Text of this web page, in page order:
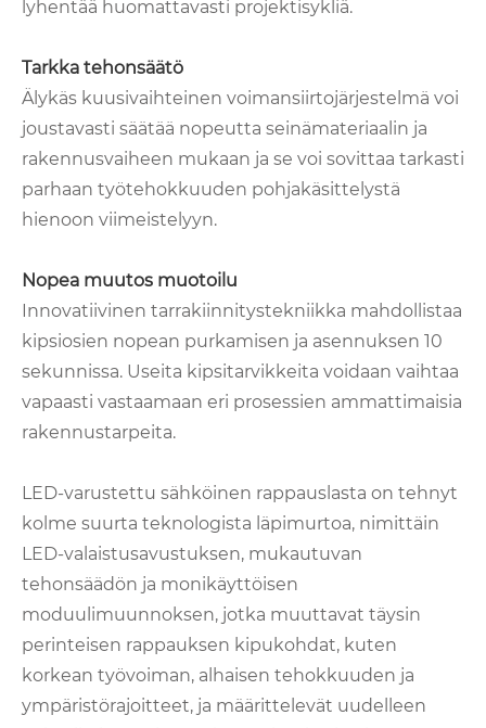
lyhentää huomattavasti projektisykliä.
Tarkka tehonsäätö
Älykäs kuusivaihteinen voimansiirtojärjestelmä voi
joustavasti säätää nopeutta seinämateriaalin ja
rakennusvaiheen mukaan ja se voi sovittaa tarkasti
parhaan työtehokkuuden pohjakäsittelystä
hienoon viimeistelyyn.
Nopea muutos muotoilu
Innovatiivinen tarrakiinnitystekniikka mahdollistaa
kipsiosien nopean purkamisen ja asennuksen 10
sekunnissa. Useita kipsitarvikkeita voidaan vaihtaa
vapaasti vastaamaan eri prosessien ammattimaisia
​​rakennustarpeita.
LED-varustettu sähköinen rappauslasta on tehnyt
kolme suurta teknologista läpimurtoa, nimittäin
LED-valaistusavustuksen, mukautuvan
tehonsäädön ja monikäyttöisen
moduulimuunnoksen, jotka muuttavat täysin
perinteisen rappauksen kipukohdat, kuten
korkean työvoiman, alhaisen tehokkuuden ja
ympäristörajoitteet, ja määrittelevät uudelleen